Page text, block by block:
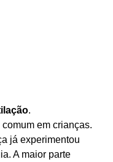
.
em crianças.
já experimentou
A maior parte